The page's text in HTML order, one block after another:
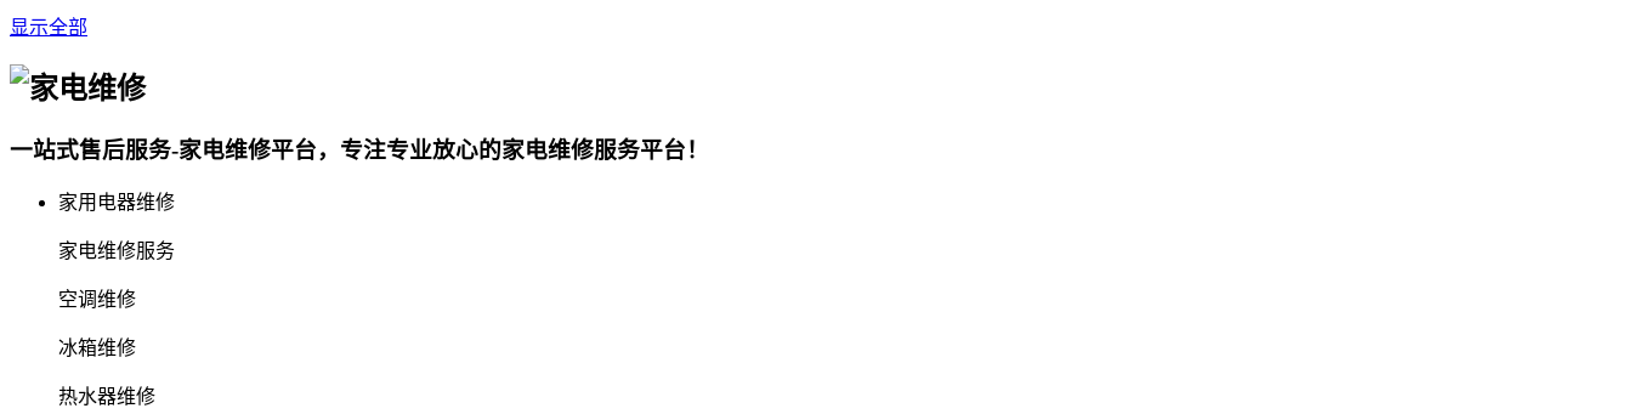
显示全部
一站式售后服务-家电维修平台，专注专业放心的家电维修服务平台！
家用电器维修
家电维修服务
空调维修
冰箱维修
热水器维修